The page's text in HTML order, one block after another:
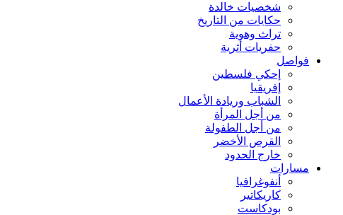
شخصيات خالدة
حكايات من التاريخ
تراث وهوية
حفريات أثرية
فواصل
إحكي فلسطين
إفريقيا
الشباب وريادة الأعمال
من أجل المرأة
من أجل الطفولة
القرص الأخضر
خارج الحدود
مسارات
أنفوغرافيا
كاريكاتير
بودكاست